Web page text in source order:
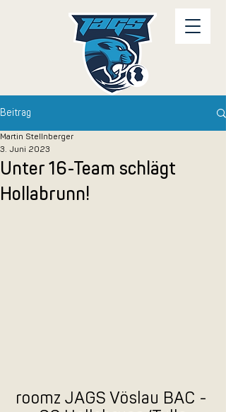
Beitrag
Unter 16-Team schlägt
Hollabrunn!
Martin Stellnberger
3. Juni 2023
roomz JAGS Vöslau BAC -